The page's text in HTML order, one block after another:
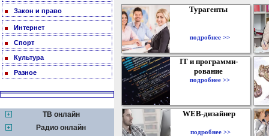
Закон и право
Интернет
Спорт
Культура
Разное
ТВ онлайн
Радио онлайн
Турагенты
подробнее >>
IT и программи-
рование
подробнее >>
WEB-дизайнер
подробнее >>